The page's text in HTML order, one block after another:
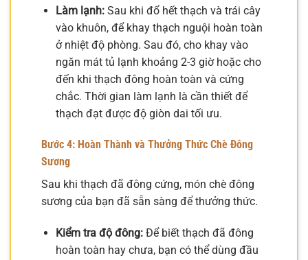
Làm lạnh:Sau khi đổ hết thạch và trái cây
vào khuôn, để khay thạch nguội hoàn toàn
ở nhiệt độ phòng. Sau đó, cho khay vào
ngăn mát tủ lạnh khoảng 2-3 giờ hoặc cho
đến khi thạch đông hoàn toàn và cứng
chắc. Thời gian làm lạnh là cần thiết để
thạch đạt được độ giòn dai tối ưu.
Bước 4: Hoàn Thành và Thưởng Thức Chè Đông
Sương
Sau khi thạch đã đông cứng, món chè đông
sương của bạn đã sẵn sàng để thưởng thức.
Kiểm tra độ đông:Để biết thạch đã đông
hoàn toàn hay chưa, bạn có thể dùng đầu